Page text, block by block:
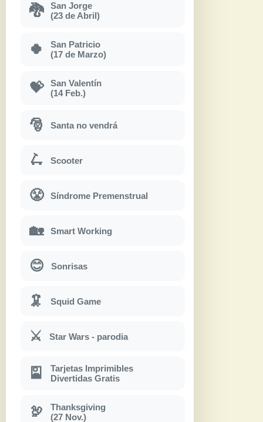
🐉
San Jorge
(23 de Abril)
🍀
San Patricio
(17 de Marzo)
💝
San Valentín
(14 Feb.)
🎅 Santa no vendrá
🛴 Scooter
😤 Síndrome Premenstrual
🏡 Smart Working
😊 Sonrisas
🦑 Squid Game
⚔ Star Wars - parodia
🎴
Tarjetas Imprimibles
Divertidas Gratis
🦃
Thanksgiving
(27 Nov.)